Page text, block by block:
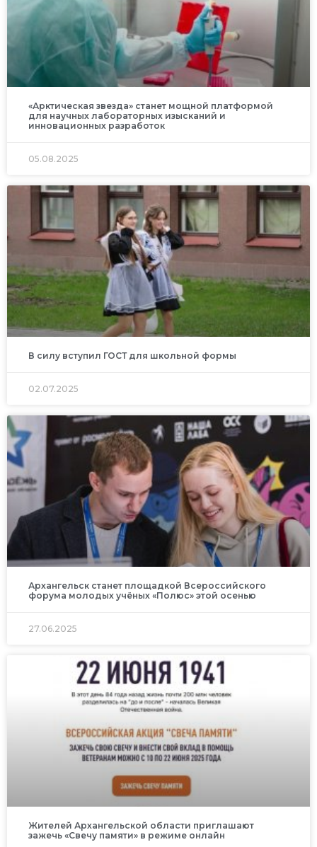
«Арктическая звезда» станет мощной платформой
для научных лабораторных изысканий и
инновационных разработок
05.08.2025
В силу вступил ГОСТ для школьной формы
02.07.2025
Архангельск станет площадкой Всероссийского
форума молодых учёных «Полюс» этой осенью
27.06.2025
Жителей Архангельской области приглашают
зажечь «Свечу памяти» в режиме онлайн